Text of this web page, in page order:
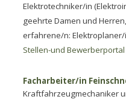
Elektrotechniker/in
geehrte Damen und
erfahrene/n: Elektroplaner/
Stellen-und Bewerberportal
Facharbeiter/in
Kraftfahrzeugmechaniker